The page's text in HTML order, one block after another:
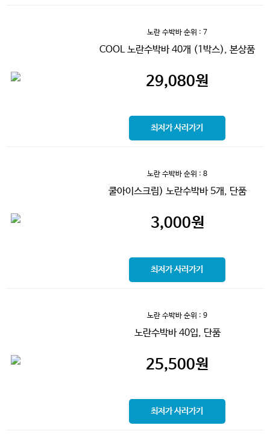
노란 수박바 순위 : 7
COOL 노란수박바 40개 (1박스), 본상품
29,080원
최저가 사러가기
노란 수박바 순위 : 8
쿨아이스크림) 노란수박바 5개, 단품
3,000원
최저가 사러가기
노란 수박바 순위 : 9
노란수박바 40입, 단품
25,500원
최저가 사러가기